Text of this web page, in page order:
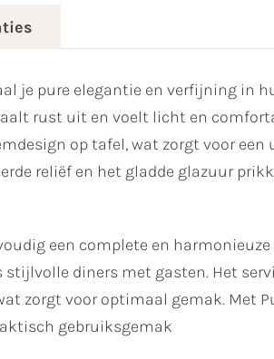
je pure elegantie en verfijning in
rust uit en voelt licht en
op tafel, wat zorgt voor een
reliëf en het gladde glazuur
een complete en
diners met gasten. Het
zorgt voor optimaal gemak. Met
gebruiksgemak